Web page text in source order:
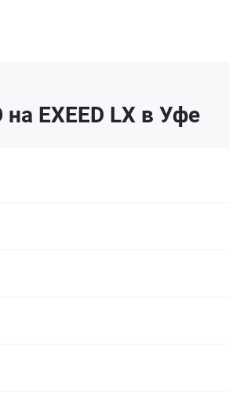
EXEED LX в Уфе